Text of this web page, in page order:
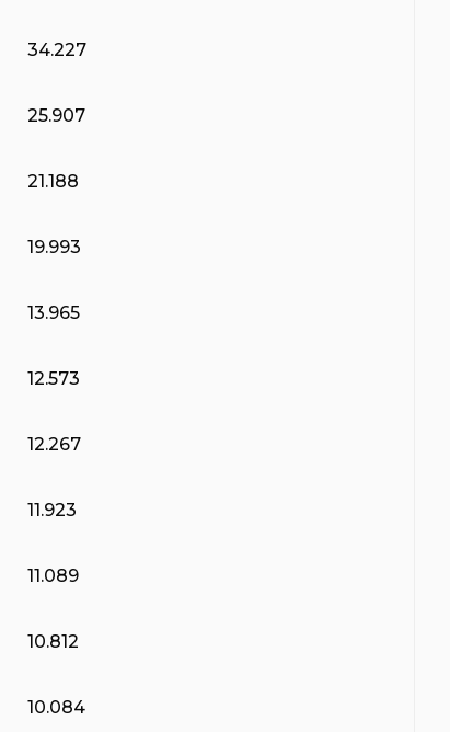
34.227
25.907
21.188
19.993
13.965
12.573
12.267
11.923
11.089
10.812
10.084